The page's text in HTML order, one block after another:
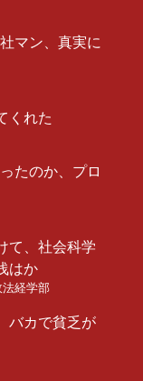
マン、真実に
くれた
たのか、プロ
て、社会科学
はか
経学部
バカで貧乏が